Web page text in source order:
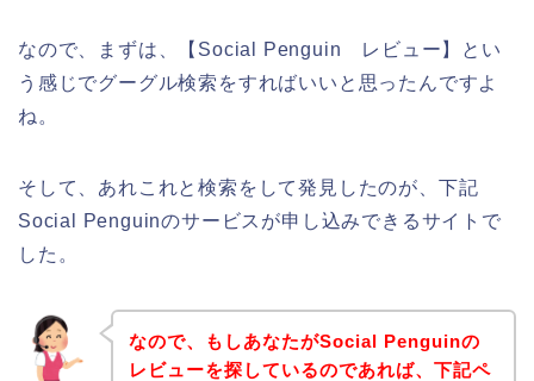
なので、まずは、【Social Penguin レビュー】とい
う感じでグーグル検索をすればいいと思ったんですよ
ね。
そして、あれこれと検索をして発見したのが、下記
Social Penguinのサービスが申し込みできるサイトで
した。
なので、もしあなたがSocial Penguinの
レビューを探しているのであれば、下記ペ